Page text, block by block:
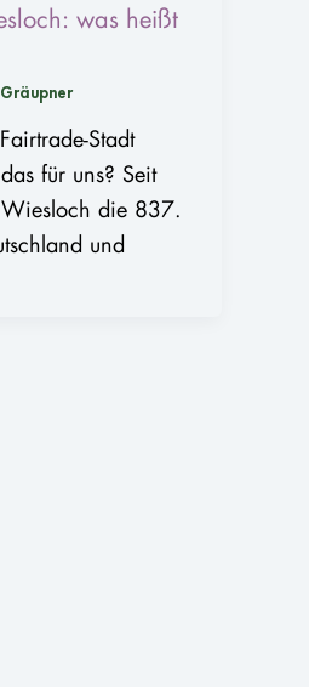
was heißt
Stadt
für uns? Seit
die 837.
und